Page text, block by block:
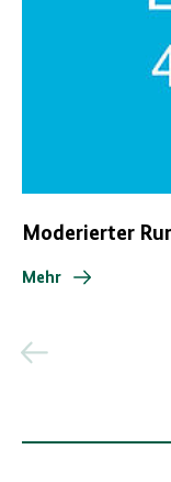
Moderierter
Mehr